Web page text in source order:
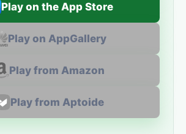
Play on the App Store
Play on AppGallery
Play from Amazon
Play from Aptoide